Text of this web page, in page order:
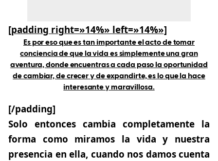
[padding right=»14%» left=»14%»]
Es por eso que es tan importante el acto de tomar
conciencia de que la vida es simplemente una gran
aventura, donde encuentras a cada paso la oportunidad
de cambiar, de crecer y de expandirte, es lo que la hace
interesante y maravillosa.
[/padding]
Solo entonces cambia completamente la
forma como miramos la vida y nuestra
presencia en ella, cuando nos damos cuenta